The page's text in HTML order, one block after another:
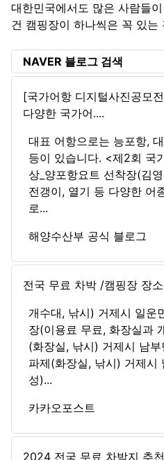
대한민국에서도 많은 사람들
건 캠핑장이 하나씩은 꼭 있는
NAVER 블로그 검색
[국가어항 디지털사진공모
다양한 국가어....
대표 어항으로는 능포항,
등이 있습니다. <제2회 국
상_양포항요트 선착장(김
전갱이, 열기 등 다양한 어
로...
해양수산부 공식 블로그
전국 무료 차박 /캠핑장 장
개수대, 낚시) 거제시 일운
장(이용료 무료, 화장실과
(화장실, 낚시) 거제시 남
파제(화장실, 낚시) 거제시
성)...
카카오포스트
2024 전국 무료 차박지 추